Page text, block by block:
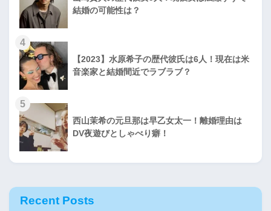
結婚の可能性は？
4
【2023】水原希子の歴代彼氏は6人！現在は米
音楽家と結婚間近でラブラブ？
5
西山茉希の元旦那は早乙女太一！離婚理由は
DV夜遊びとしゃべり癖！
Recent Posts